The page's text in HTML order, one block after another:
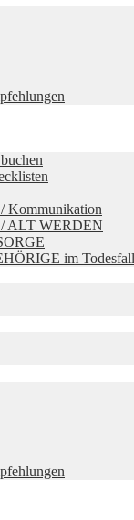
Kommunikation
/ ALT WERDEN
im Todesfall